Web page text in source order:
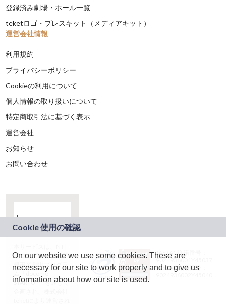
登録済み劇場・ホール一覧
teketロゴ・プレスキット（メディアキット）
運営会社情報
利用規約
プライバシーポリシー
Cookieの利用について
個人情報の取り扱いについて
特定商取引法に基づく表示
運営会社
お知らせ
お問い合わせ
ドコモグループの新
規事業創出プログラ
ム「docomo
STARTUP」を通じて
JASRAC許諾番号：
9024936001Y45037
JASRAC許諾番号：
On our website we use some cookies. These are
necessary for our site to work properly and to give us
information about how our site is used.